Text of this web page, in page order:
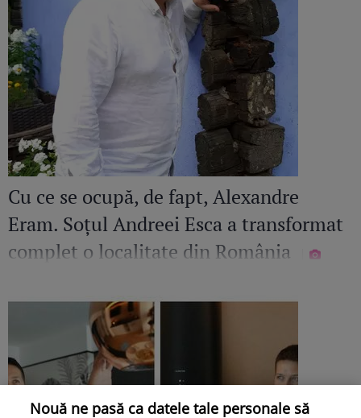
Cu ce se ocupă, de fapt, Alexandre
Eram. Soțul Andreei Esca a transformat
complet o localitate din România
Nouă ne pasă ca datele tale personale să